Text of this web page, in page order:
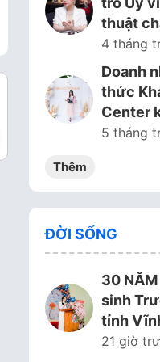
thuật
4 tháng
Doanh
thức
Center
5 tháng
Thêm
ĐỜI SỐNG
30 NĂM
sinh
tỉnh
21 giờ